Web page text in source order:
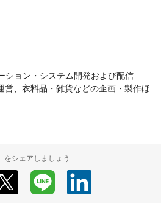
ション・システム開発および配信
営、衣料品・雑貨などの企画・製作ほ
をシェアしましょう